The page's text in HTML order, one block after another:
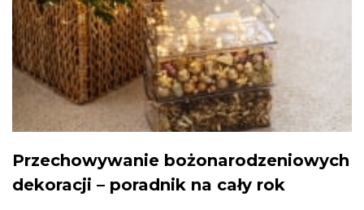
Przechowywanie bożonarodzeniowych
dekoracji – poradnik na cały rok